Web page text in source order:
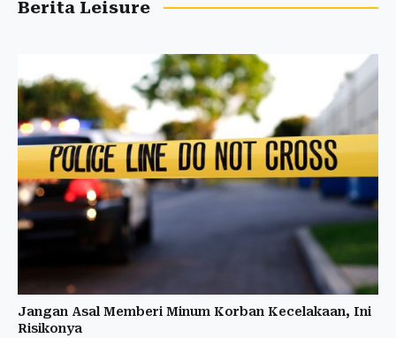
Berita Leisure
Jangan Asal Memberi Minum Korban Kecelakaan, Ini
Risikonya